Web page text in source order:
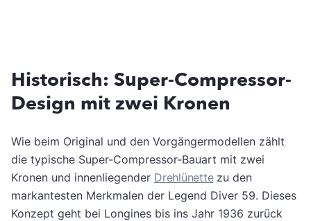
Historisch: Super-Compressor-
Design mit zwei Kronen
Wie beim Original und den Vorgängermodellen zählt
die typische Super-Compressor-Bauart mit zwei
Kronen und innenliegender Drehlünettezu den
markantesten Merkmalen der Legend Diver 59. Dieses
Konzept geht bei Longines bis ins Jahr 1936 zurück